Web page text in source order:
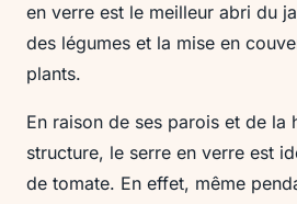
en verre est le meilleur abri du
des légumes et la mise en
plants.
En raison de ses parois et de la
structure, le serre en verre est
de tomate. En effet, même